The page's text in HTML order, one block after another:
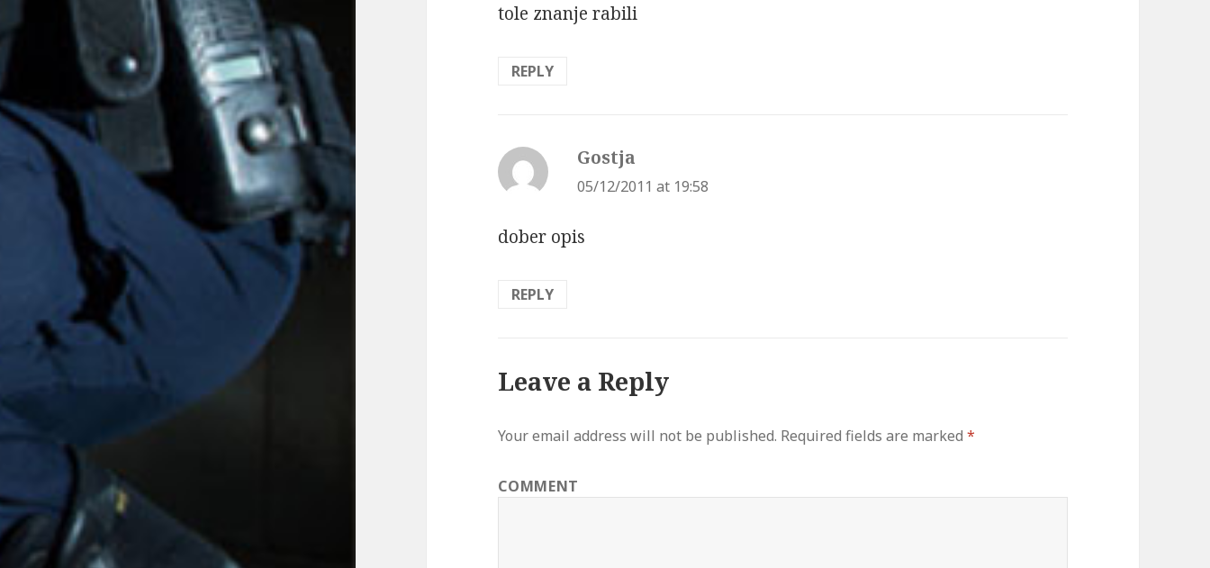
tole znanje rabili
REPLY
Gostja
05/12/2011 at 19:58
dober opis
REPLY
Leave a Reply
Your email address will not be published. Required fields are marked*
COMMENT